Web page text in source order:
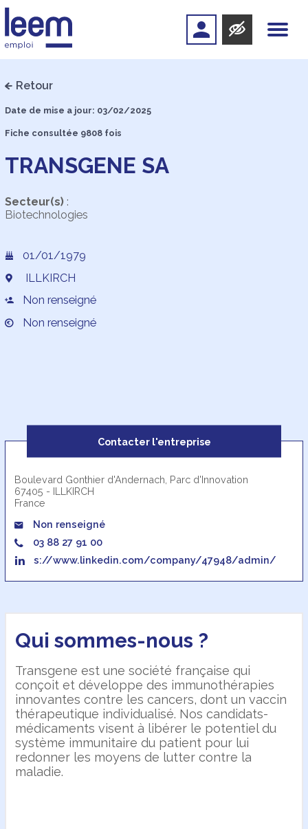
Retour
Date de mise a jour: 03/02/2025
Fiche consultée 9808 fois
TRANSGENE SA
Secteur(s):
Biotechnologies
01/01/1979
ILLKIRCH
Non renseigné
Non renseigné
Contacter l'entreprise
Boulevard Gonthier d'Andernach, Parc d'Innovation
67405 - ILLKIRCH
France
Non renseigné
03 88 27 91 00
s://www.linkedin.com/company/47948/admin/
Qui sommes-nous ?
Transgene est une société française qui
conçoit et développe des immunothérapies
innovantes contre les cancers, dont un vaccin
thérapeutique individualisé. Nos candidats-
médicaments visent à libérer le potentiel du
système immunitaire du patient pour lui
redonner les moyens de lutter contre la
maladie.